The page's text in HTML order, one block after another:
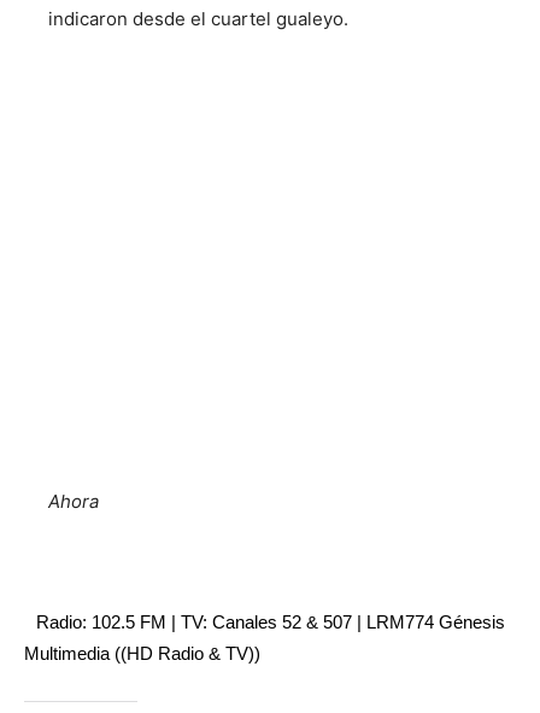
indicaron desde el cuartel gualeyo.
Ahora
Radio: 102.5 FM | TV: Canales 52 & 507 | LRM774 Génesis
Multimedia ((HD Radio & TV))